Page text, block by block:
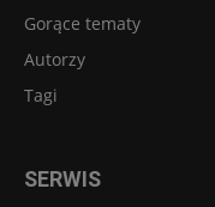
Gorące tematy
Autorzy
Tagi
SERWIS